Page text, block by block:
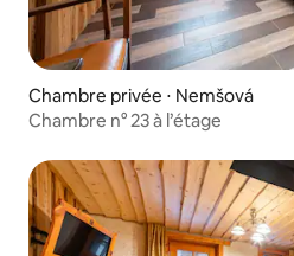
Chambre privée ⋅ Nemšová
Chambre n° 23 à l’étage